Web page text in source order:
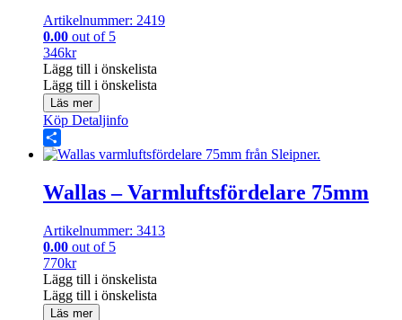
Artikelnummer: 2419
0.00 out of 5
346kr
Lägg till i önskelista
Lägg till i önskelista
Läs mer
Köp Detaljinfo
Share
Wallas – Varmluftsfördelare 75mm
Artikelnummer: 3413
0.00 out of 5
770kr
Lägg till i önskelista
Lägg till i önskelista
Läs mer